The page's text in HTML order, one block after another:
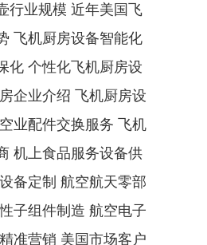
行业规模 近年美国飞
飞机厨房设备智能化
化 个性化飞机厨房设
企业介绍 飞机厨房设
业配件交换服务 飞机
机上食品服务设备供
备定制 航空航天零部
子组件制造 航空电子
准营销 美国市场客户